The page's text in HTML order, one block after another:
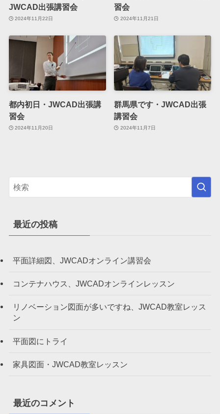
JWCAD出張講習会
2024年11月22日
習会
2024年11月21日
都内初日・JWCAD出張講
習会
2024年11月20日
群馬県です・JWCAD出張
講習会
2024年11月7日
最近の投稿
平面詳細図、JWCADオンライン講習会
コンテナハウス、JWCADオンラインレッスン
リノベーション図面が多いですね、JWCAD教室レッス
ン
平面図にトライ
家具図面・JWCAD教室レッスン
最近のコメント